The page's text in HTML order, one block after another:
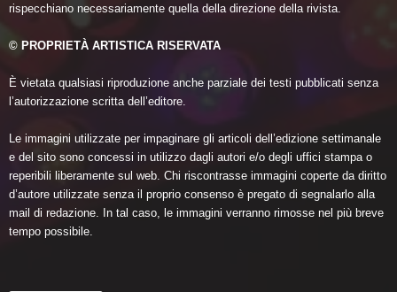
rispecchiano necessariamente quella della direzione della rivista.
© PROPRIETÀ ARTISTICA RISERVATA
È vietata qualsiasi riproduzione anche parziale dei testi pubblicati senza
l’autorizzazione scritta dell’editore.
Le immagini utilizzate per impaginare gli articoli dell’edizione settimanale
e del sito sono concessi in utilizzo dagli autori e/o degli uffici stampa o
reperibili liberamente sul web. Chi riscontrasse immagini coperte da diritto
d’autore utilizzate senza il proprio consenso è pregato di segnalarlo alla
mail di redazione. In tal caso, le immagini verranno rimosse nel più breve
tempo possibile.